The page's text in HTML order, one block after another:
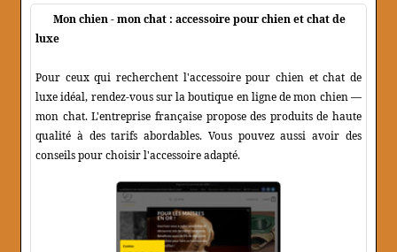
Mon chien - mon chat : accessoire pour chien et chat de
luxe
Pour ceux qui recherchent l'accessoire pour chien et chat de
luxe idéal, rendez-vous sur la boutique en ligne de mon chien —
mon chat. L'entreprise française propose des produits de haute
qualité à des tarifs abordables. Vous pouvez aussi avoir des
conseils pour choisir l'accessoire adapté.